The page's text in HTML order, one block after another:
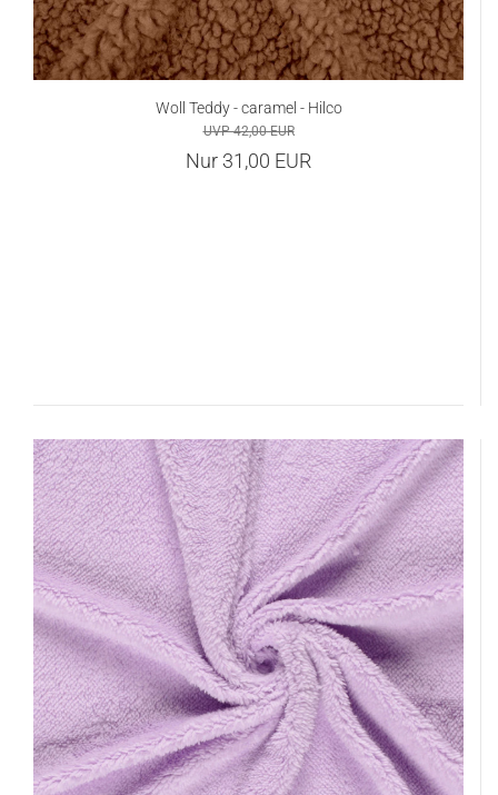
Woll Teddy - caramel - Hilco
UVP 42,00 EUR
Nur 31,00 EUR